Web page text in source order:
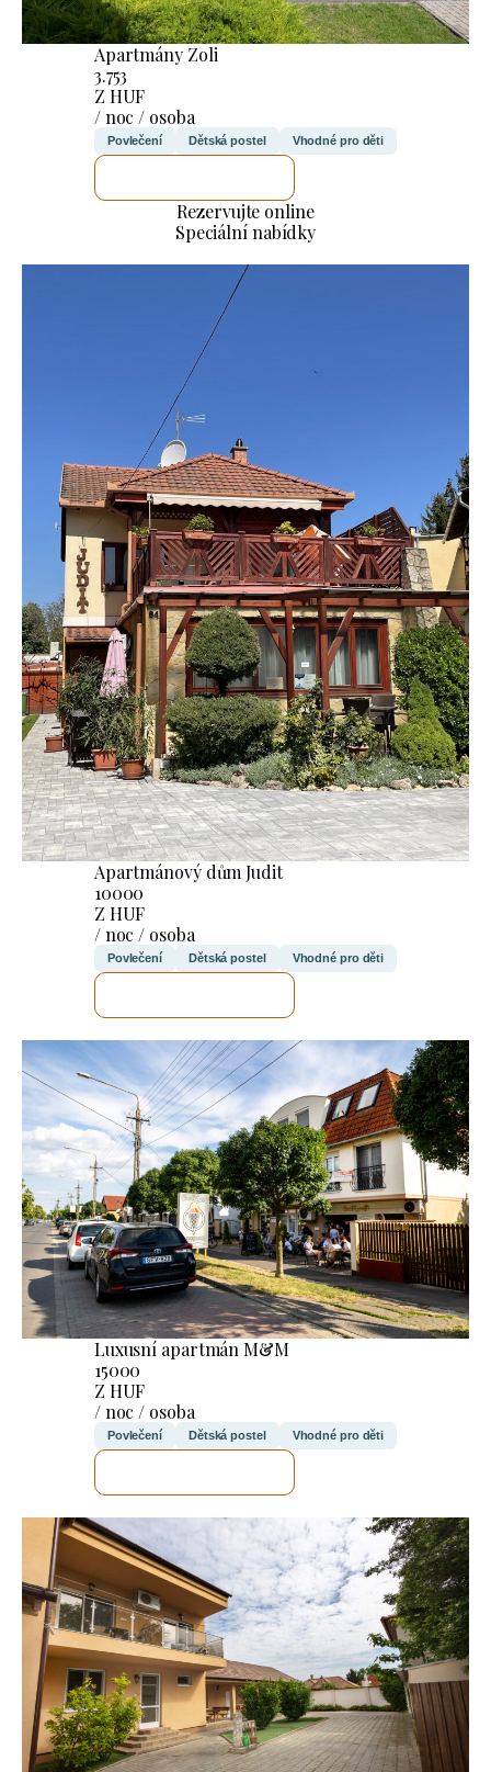
Apartmány Zoli
3.753
Z HUF
/ noc / osoba
Povlečení Dětská postel Vhodné pro děti
Rezervujte online
Speciální nabídky
Apartmánový dům Judit
10000
Z HUF
/ noc / osoba
Povlečení Dětská postel Vhodné pro děti
Luxusní apartmán M&M
15000
Z HUF
/ noc / osoba
Povlečení Dětská postel Vhodné pro děti